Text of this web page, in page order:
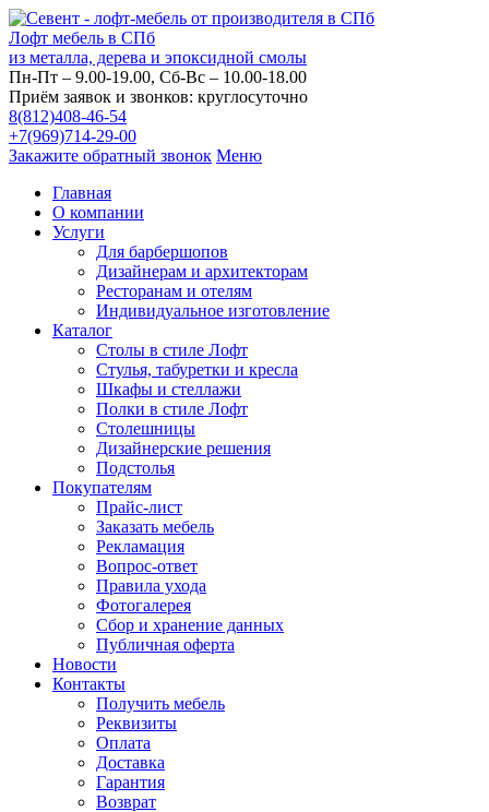
Лофт мебель в СПб
из металла, дерева и эпоксидной смолы
Пн-Пт – 9.00-19.00, Сб-Вс – 10.00-18.00
Приём заявок и звонков: круглосуточно
8(812)408-46-54
+7(969)714-29-00
Закажите обратный звонок Меню
Главная
О компании
Услуги
Для барбершопов
Дизайнерам и архитекторам
Ресторанам и отелям
Индивидуальное изготовление
Каталог
Столы в стиле Лофт
Стулья, табуретки и кресла
Шкафы и стеллажи
Полки в стиле Лофт
Столешницы
Дизайнерские решения
Подстолья
Покупателям
Прайс-лист
Заказать мебель
Рекламация
Вопрос-ответ
Правила ухода
Фотогалерея
Сбор и хранение данных
Публичная оферта
Новости
Контакты
Получить мебель
Реквизиты
Оплата
Доставка
Гарантия
Возврат